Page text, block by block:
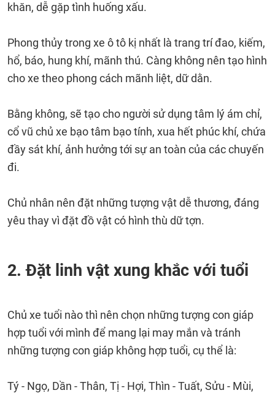
khăn, dễ gặp tình huống xấu.
Phong thủy trong xe ô tô kị nhất là trang trí đao, kiếm,
hổ, báo, hung khí, mãnh thú. Càng không nên tạo hình
cho xe theo phong cách mãnh liệt, dữ dằn.
Bằng không, sẽ tạo cho người sử dụng tâm lý ám chỉ,
cổ vũ chủ xe bạo tâm bạo tính, xua hết phúc khí, chứa
đầy sát khí, ảnh hưởng tới sự an toàn của các chuyến
đi.
Chủ nhân nên đặt những tượng vật dễ thương, đáng
yêu thay vì đặt đồ vật có hình thù dữ tợn.
2. Đặt linh vật xung khắc với tuổi
Chủ xe tuổi nào thì nên chọn những tượng con giáp
hợp tuổi với mình để mang lại may mắn và tránh
những tượng con giáp không hợp tuổi, cụ thể là:
Tý - Ngọ, Dần - Thân, Tị - Hợi, Thìn - Tuất, Sửu - Mùi,